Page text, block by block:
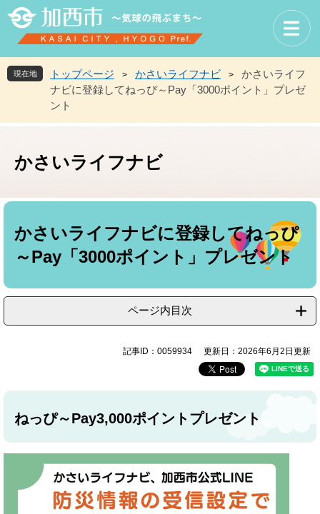
先
頭
を
飛
現在地 トップページ > かさいライフナビ >
かさいライフ
ナビに登録してねっぴ～Pay「3000ポイント」プレゼ
ント
かさいライフナビ
本
かさいライフナビに登録してねっぴ
～Pay「3000ポイント」プレゼント
ページ内目次
記事ID：0059934 更新日：2026年6月2日更新
ねっぴ～Pay3,000ポイントプレゼント